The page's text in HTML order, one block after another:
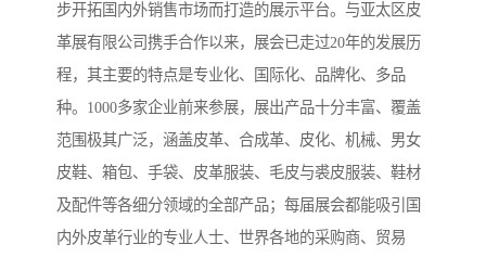
步开拓国内外销售市场而打造的展示平台。与亚太区皮
革展有限公司携手合作以来，展会已走过20年的发展历
程，其主要的特点是专业化、国际化、品牌化、多品
种。1000多家企业前来参展，展出产品十分丰富、覆盖
范围极其广泛，涵盖皮革、合成革、皮化、机械、男女
皮鞋、箱包、手袋、皮革服装、毛皮与裘皮服装、鞋材
及配件等各细分领域的全部产品；每届展会都能吸引国
内外皮革行业的专业人士、世界各地的采购商、贸易